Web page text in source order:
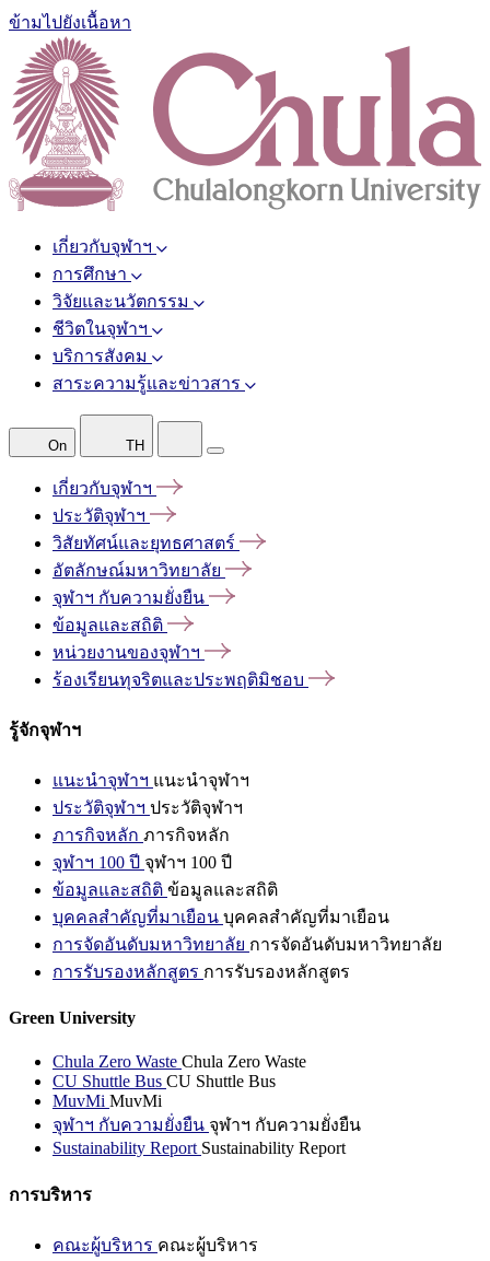
ข้ามไปยังเนื้อหา
เกี่ยวกับจุฬาฯ
การศึกษา
วิจัยและนวัตกรรม
ชีวิตในจุฬาฯ
บริการสังคม
สาระความรู้และข่าวสาร
On TH
เกี่ยวกับจุฬาฯ
ประวัติจุฬาฯ
วิสัยทัศน์และยุทธศาสตร์
อัตลักษณ์มหาวิทยาลัย
จุฬาฯ กับความยั่งยืน
ข้อมูลและสถิติ
หน่วยงานของจุฬาฯ
ร้องเรียนทุจริตและประพฤติมิชอบ
รู้จักจุฬาฯ
แนะนำจุฬาฯ แนะนำจุฬาฯ
ประวัติจุฬาฯ ประวัติจุฬาฯ
ภารกิจหลัก ภารกิจหลัก
จุฬาฯ 100 ปี จุฬาฯ 100 ปี
ข้อมูลและสถิติ ข้อมูลและสถิติ
บุคคลสำคัญที่มาเยือน บุคคลสำคัญที่มาเยือน
การจัดอันดับมหาวิทยาลัย การจัดอันดับมหาวิทยาลัย
การรับรองหลักสูตร การรับรองหลักสูตร
Green University
Chula Zero Waste Chula Zero Waste
CU Shuttle Bus CU Shuttle Bus
MuvMi MuvMi
จุฬาฯ กับความยั่งยืน จุฬาฯ กับความยั่งยืน
Sustainability Report Sustainability Report
การบริหาร
คณะผู้บริหาร คณะผู้บริหาร